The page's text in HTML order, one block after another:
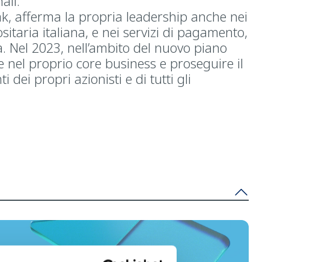
afferma la propria leadership anche nei
italiana, e nei servizi di pagamento,
2023, nell’ambito del nuovo piano
proprio core business e proseguire il
dei propri azionisti e di tutti gli